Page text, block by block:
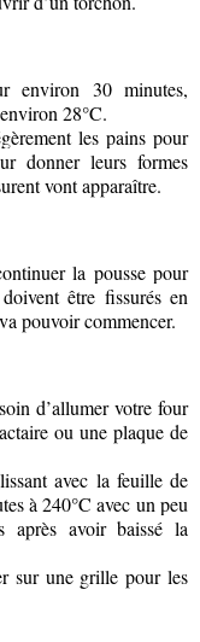
environ 30 minutes,
28°C.
les pains pour
donner leurs formes
vontapparaître.
la pousse pour
être fissurés en
pouvoir commencer.
d’allumer votre four
ou une plaque de
avec la feuille de
à 240°C avec un peu
après avoir baissé la
sur une grille pour les